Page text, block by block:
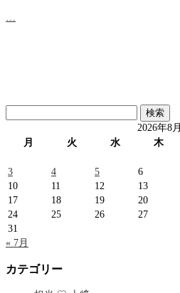
索:
2026年8月
月
火 水 木
3
4 5 6
10
11 12 13
17
18 19 20
24
25 26 27
31
« 7月
カテゴリー